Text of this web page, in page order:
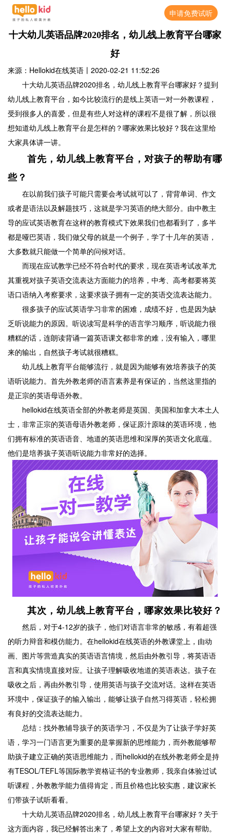
申请免费试听
十大幼儿英语品牌2020排名，幼儿线上教育平台哪家
好
来源：Hellokid在线英语 丨 2020-02-21 11:52:26
十大幼儿英语品牌2020排名，幼儿线上教育平台哪家好？提到
幼儿线上教育平台，如今比较流行的是线上英语一对一外教课程，
受到很多人的喜爱，但是有些人对这样的课程不是很了解，所以很
想知道幼儿线上教育平台是怎样的？哪家效果比较好？我在这里给
大家具体讲一讲。
首先，幼儿线上教育平台，对孩子的帮助有哪
些？
在以前我们孩子可能只需要会考试就可以了，背背单词、作文
或者是语法以及解题技巧，这就是学习英语的绝大部分。由中教主
导的应试英语教育在这样的教育模式下效果我们也都看到了，多半
都是哑巴英语，我们做父母的就是一个例子，学了十几年的英语，
大多数就只能做一个简单的问候对话。
而现在应试教学已经不符合时代的要求，现在英语考试改革尤
其重视对孩子英语交流表达方面能力的培养，中考、高考都要将英
语口语纳入考察要求，这要求孩子拥有一定的英语交流表达能力。
很多孩子的应试英语学习非常的困难，成绩不好，也是因为缺
乏听说能力的原因。听说读写是科学的语言学习顺序，听说能力很
糟糕的话，连朗读背诵一篇英语课文都非常的难，没有输入，哪里
来的输出，自然孩子考试就很糟糕。
幼儿线上教育平台能够流行，就是因为能够有效培养孩子的英
语听说能力。首先外教老师的语言素养是有保证的，当然这里指的
是正宗的英语母语外教。
hellokid在线英语全部的外教老师是英国、美国和加拿大本土人
士，非常正宗的英语母语外教老师，保证原汁原味的英语环境，他
们拥有标准的英语语音、地道的英语思维和深厚的英语文化底蕴。
他们是培养孩子英语听说能力非常好的选择。
其次，幼儿线上教育平台，哪家效果比较好？
然后，对于4-12岁的孩子，他们对语言非常的敏感，有着超强
的听力辩音和模仿能力。在hellokid在线英语的外教课堂上，由动
画、图片等营造真实的英语语言情境，然后由外教引导，将英语语
言和真实情境直接对应。让孩子理解吸收地道的英语表达。孩子在
吸收之后，再由外教引导，使用英语与孩子交流对话。这样在英语
环境中，保证孩子的输入输出，能够让孩子自然习得英语，轻松拥
有良好的交流表达能力。
总结：找外教辅导孩子的英语学习，不仅是为了让孩子学好英
语，学习一门语言更为重要的是掌握新的思维能力，而外教能够帮
助孩子建立正确的英语思维能力，而hellokid的在线外教老师全是持
有TESOL/TEFL等国际教学资格证书的专业教师，我亲自体验过试
听课程，外教教学能力值得肯定，而且价格也比较实惠，建议家长
们带孩子试听看看。
十大幼儿英语品牌2020排名，幼儿线上教育平台哪家好？关于
这方面内容，我已经解答出来了，希望上文的内容对大家有帮助。